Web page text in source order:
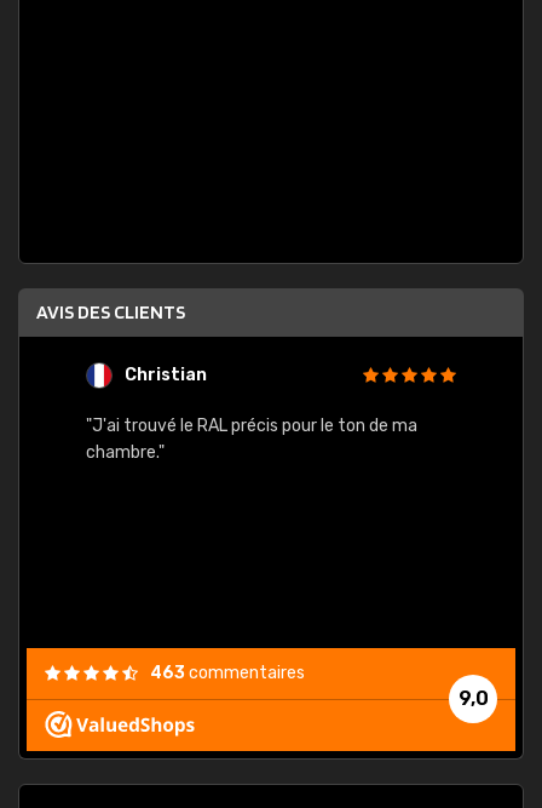
AVIS DES CLIENTS
Christian
"J'ai trouvé le RAL précis pour le ton de ma
chambre."
9,0
463commentaires